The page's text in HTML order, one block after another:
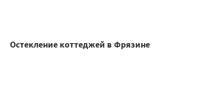
Остекление коттеджей в Фрязине